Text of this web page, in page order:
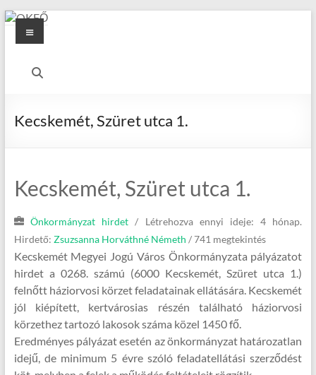
Skip
content
OKFŐ
Menu
Kecskemét, Szüret utca 1.
Kecskemét, Szüret utca 1.
Önkormányzat hirdet / Létrehozva ennyi ideje: 4 hónap.
Hirdető: Zsuzsanna Horváthné Németh / 741 megtekintés
Kecskemét Megyei Jogú Város Önkormányzata pályázatot
hirdet a 0268. számú (6000 Kecskemét, Szüret utca 1.)
felnőtt háziorvosi körzet feladatainak ellátására. Kecskemét
jól kiépített, kertvárosias részén található háziorvosi
körzethez tartozó lakosok száma közel 1450 fő.
Eredményes pályázat esetén az önkormányzat határozatlan
idejű, de minimum 5 évre szóló feladatellátási szerződést